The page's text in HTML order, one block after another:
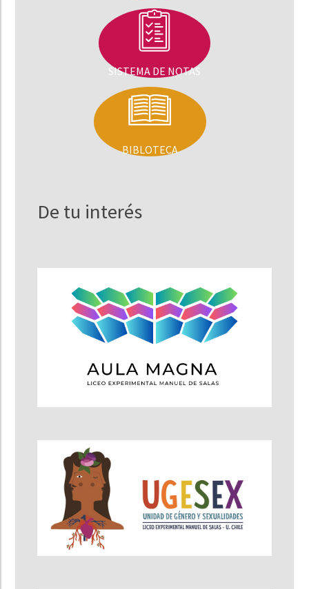
SISTEMA DE NOTAS
BIBLOTECA
De tu interés